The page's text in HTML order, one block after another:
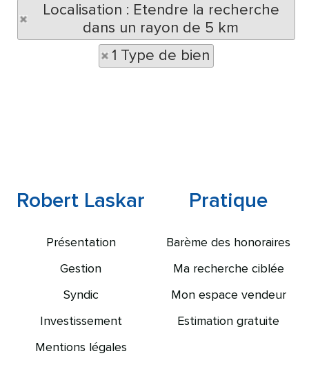
Localisation : Etendre la recherche
dans un rayon de 5 km
1 Type de bien
Robert Laskar
Présentation
Gestion
Syndic
Investissement
Mentions légales
Pratique
Barème des honoraires
Ma recherche ciblée
Mon espace vendeur
Estimation gratuite